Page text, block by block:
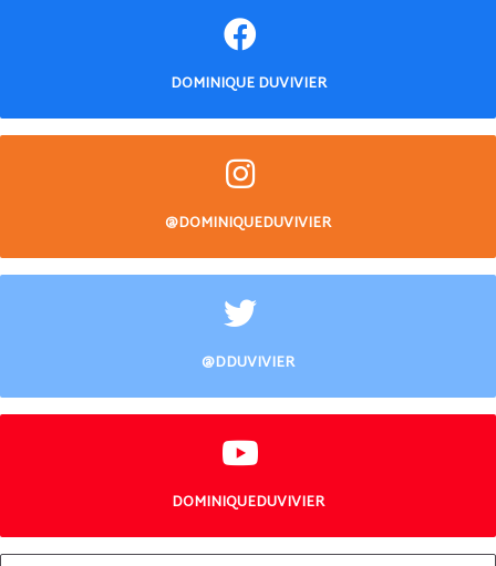
DOMINIQUE DUVIVIER
@DOMINIQUEDUVIVIER
@DDUVIVIER
DOMINIQUEDUVIVIER